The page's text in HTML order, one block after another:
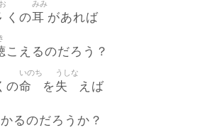
くの耳
みみ
があれば
こえるのだろう？
の命
いのち
を失
うしな
えば
かるのだろうか？